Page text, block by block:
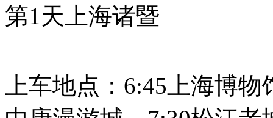
第1天 上海诸暨
上车地点：6:45上海博